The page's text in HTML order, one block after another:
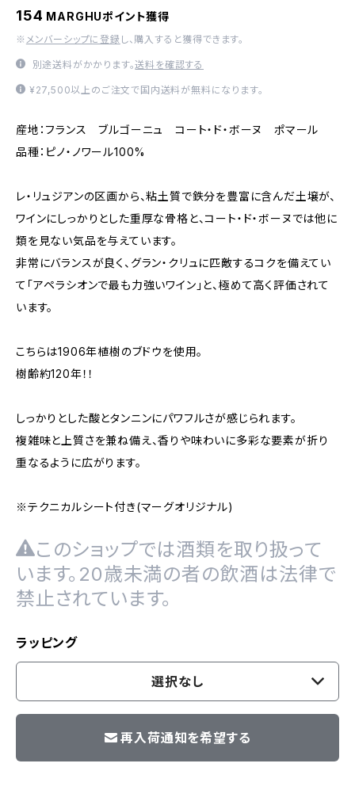
154 MARGHUポイント獲得
※ メンバーシップに登録 し、購入すると獲得できます。
別途送料がかかります。送料を確認する
¥27,500以上のご注文で国内送料が無料になります。
産地：フランス ブルゴーニュ コート・ド・ボーヌ ポマール
品種：ピノ・ノワール100%
レ・リュジアンの区画から、粘土質で鉄分を豊富に含んだ土壌が、
ワインにしっかりとした重厚な骨格と、コート・ド・ボーヌでは他に
類を見ない気品を与えています。
非常にバランスが良く、グラン・クリュに匹敵するコクを備えてい
て「アペラシオンで最も力強いワイン」と、極めて高く評価されて
います。
こちらは1906年植樹のブドウを使用。
樹齢約120年！！
しっかりとした酸とタンニンにパワフルさが感じられます。
複雑味と上質さを兼ね備え、香りや味わいに多彩な要素が折り
重なるように広がります。
※テクニカルシート付き(マーグオリジナル)
このショップでは酒類を取り扱って
います。20歳未満の者の飲酒は法律で
禁止されています。
ラッピング
選択なし
再入荷通知を希望する